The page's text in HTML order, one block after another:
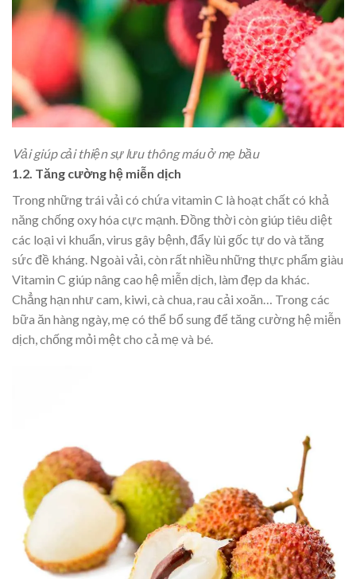
Vải giúp cải thiện sự lưu thông máu ở mẹ bầu
1.2. Tăng cường hệ miễn dịch
Trong những trái vải có chứa vitamin C là hoạt chất có khả
năng chống oxy hóa cực mạnh. Đồng thời còn giúp tiêu diệt
các loại vi khuẩn, virus gây bệnh, đẩy lùi gốc tự do và tăng
sức đề kháng. Ngoài vải, còn rất nhiều những thực phẩm giàu
Vitamin C giúp nâng cao hệ miễn dịch, làm đẹp da khác.
Chẳng hạn như cam, kiwi, cà chua, rau cải xoăn… Trong các
bữa ăn hàng ngày, mẹ có thể bổ sung để tăng cường hệ miễn
dịch, chống mỏi mệt cho cả mẹ và bé.